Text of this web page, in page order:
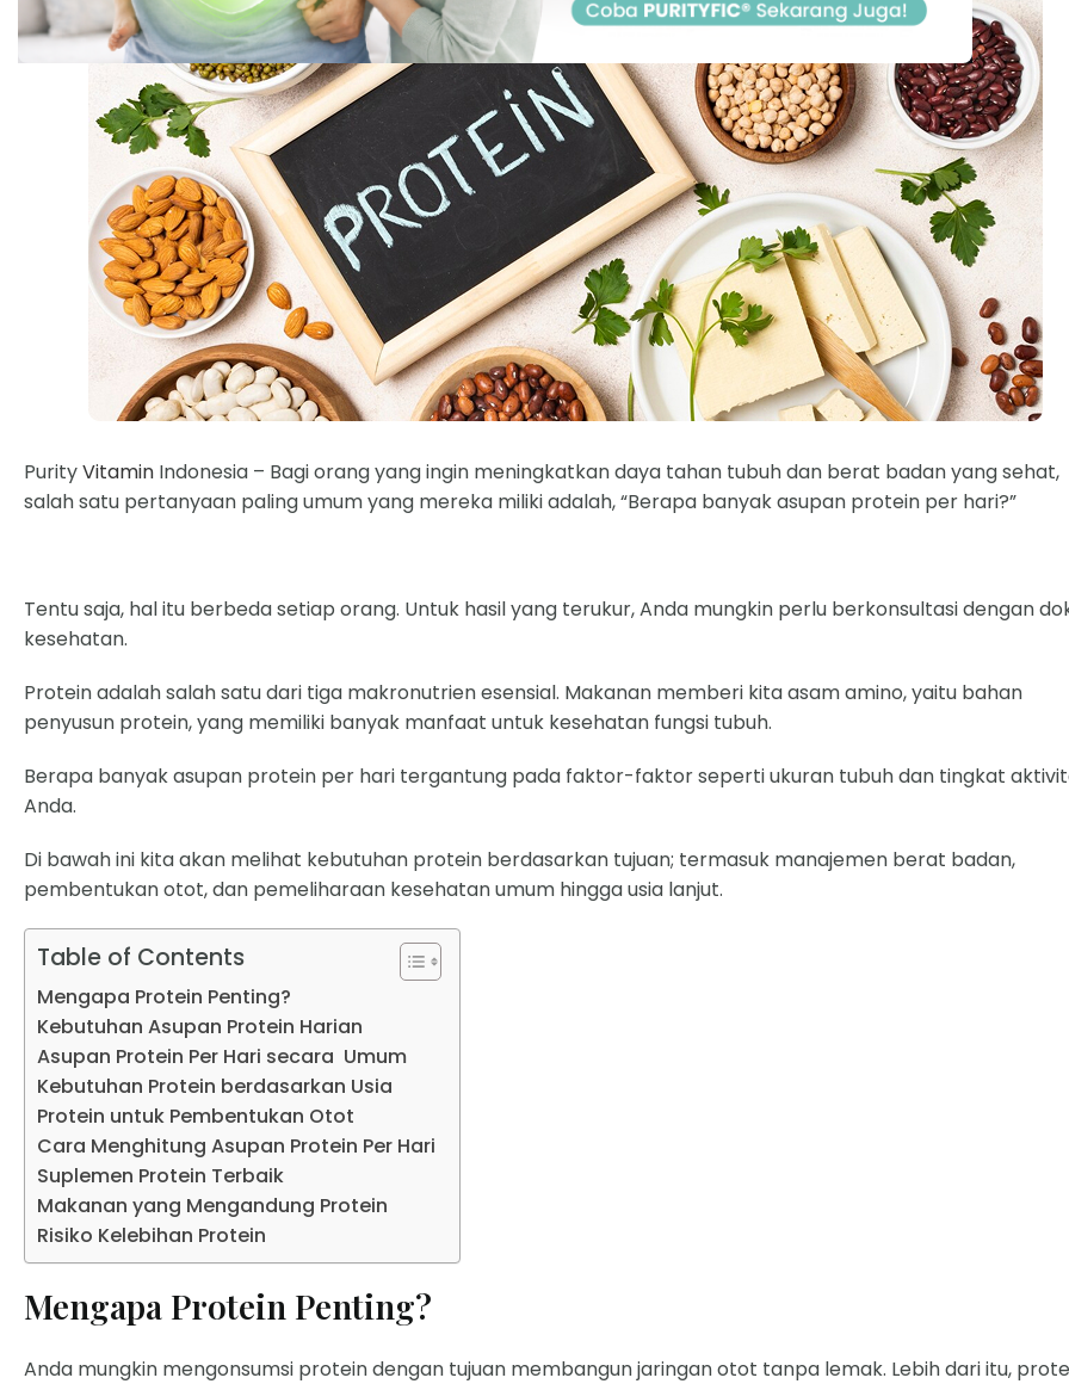
PurityVitamin Indonesia – Bagi orang yang ingin meningkatkan daya tahan tubuh dan berat badan yang sehat,
salah satu pertanyaan paling umum yang mereka miliki adalah, “Berapa banyak asupan protein per hari?”
Tentu saja, hal itu berbeda setiap orang. Untuk hasil yang terukur, Anda mungkin perlu berkonsultasi dengan
kesehatan.
Protein adalah salah satu dari tiga makronutrien esensial. Makanan memberi kita asam amino, yaitu bahan
penyusun protein, yang memiliki banyak manfaat untuk kesehatan fungsi tubuh.
Berapa banyak asupan protein per hari tergantung pada faktor-faktor seperti ukuran tubuh dan tingkat
Anda.
Di bawah ini kita akan melihat kebutuhan protein berdasarkan tujuan; termasuk manajemen berat badan,
pembentukan otot, dan pemeliharaan kesehatan umum hingga usia lanjut.
Table of Contents
Mengapa Protein Penting?
Kebutuhan Asupan Protein Harian
Asupan Protein Per Hari secara Umum
Kebutuhan Protein berdasarkan Usia
Protein untuk Pembentukan Otot
Cara Menghitung Asupan Protein Per Hari
Suplemen Protein Terbaik
Makanan yang Mengandung Protein
Risiko Kelebihan Protein
Mengapa Protein Penting?
Anda mungkin mengonsumsi protein dengan tujuan membangun jaringan otot tanpa lemak. Lebih dari itu,